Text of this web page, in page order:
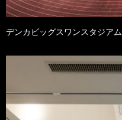
デンカビッグスワンスタジアム